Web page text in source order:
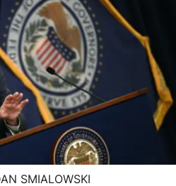
SMIALOWSKI